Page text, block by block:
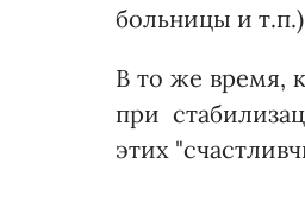
больницы и
В то же время,
при
этих